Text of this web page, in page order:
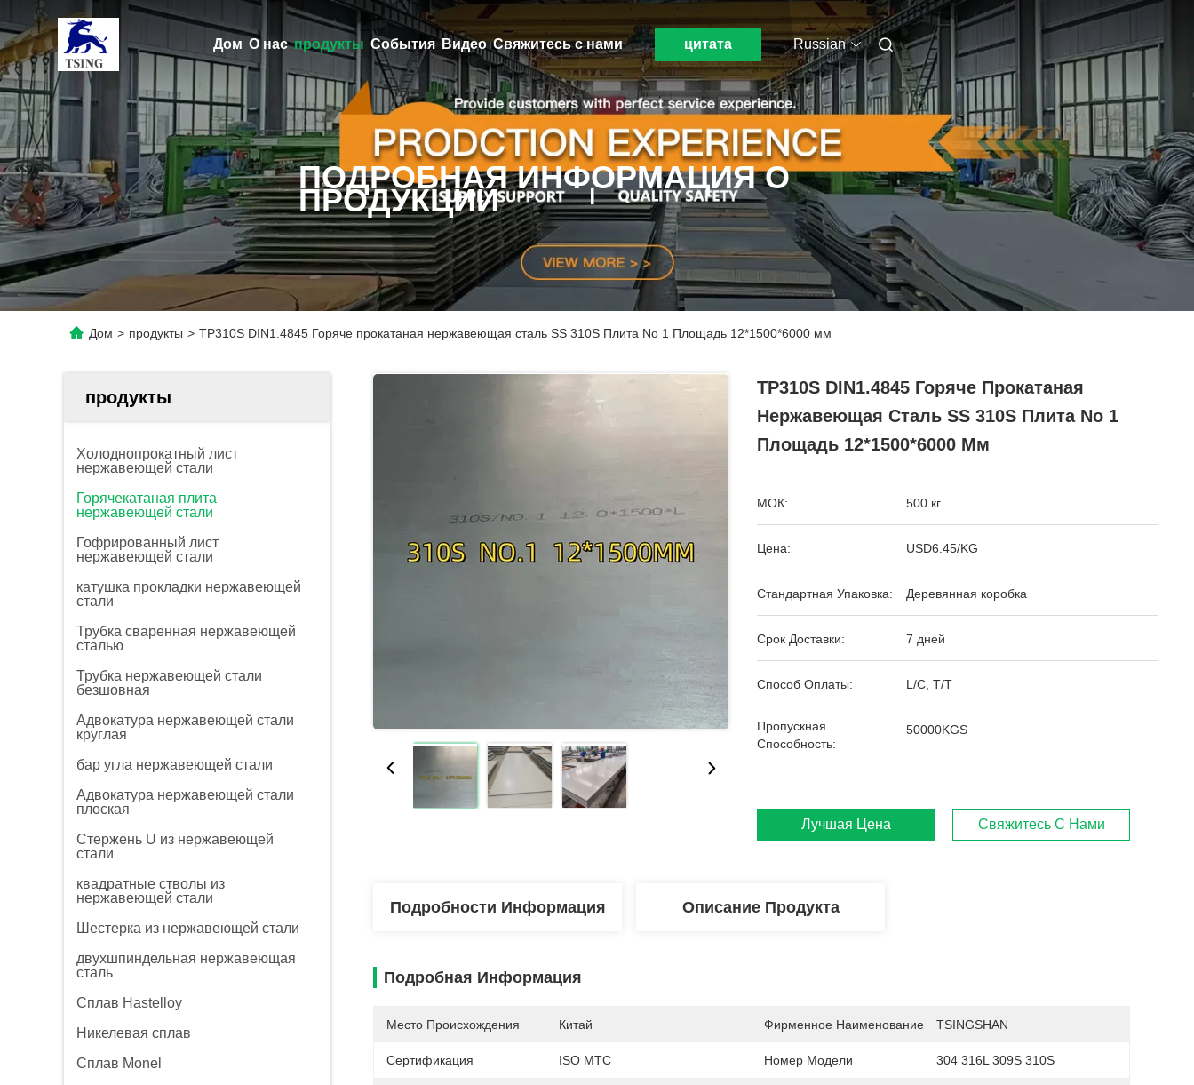
Дом О нас продукты События Видео Свяжитесь с нами цитата Russian
ПОДРОБНАЯ ИНФОРМАЦИЯ О
ПРОДУКЦИИ
Дом > продукты > TP310S DIN1.4845 Горяче прокатаная нержавеющая сталь SS 310S Плита No 1 Площадь 12*1500*6000 мм
продукты
Холоднопрокатный лист
нержавеющей стали
Горячекатаная плита
нержавеющей стали
Гофрированный лист
нержавеющей стали
катушка прокладки нержавеющей
стали
Трубка сваренная нержавеющей
сталью
Трубка нержавеющей стали
безшовная
Адвокатура нержавеющей стали
круглая
бар угла нержавеющей стали
Адвокатура нержавеющей стали
плоская
Стержень U из нержавеющей
стали
квадратные стволы из
нержавеющей стали
Шестерка из нержавеющей стали
двухшпиндельная нержавеющая
сталь
Сплав Hastelloy
Никелевая сплав
Сплав Monel
TP310S DIN1.4845 Горяче Прокатаная
Нержавеющая Сталь SS 310S Плита No 1
Площадь 12*1500*6000 Мм
МОК: 500 кг
Цена: USD6.45/KG
Стандартная Упаковка: Деревянная коробка
Срок Доставки: 7 дней
Способ Оплаты: L/C, T/T
Пропускная
Способность:
50000KGS
Лучшая Цена Свяжитесь С Нами
Подробности Информация Описание Продукта
Подробная Информация
Место Происхождения Китай Фирменное Наименование TSINGSHAN
Сертификация ISO MTC Номер Модели 304 316L 309S 310S